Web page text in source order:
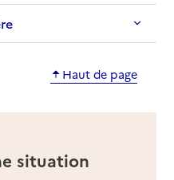
Haut de page
situation